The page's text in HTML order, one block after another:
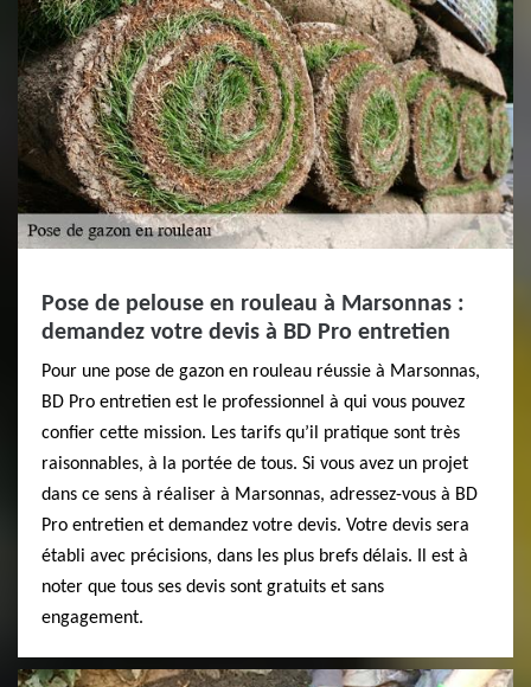
Pose de pelouse en rouleau à Marsonnas :
demandez votre devis à BD Pro entretien
Pour une pose de gazon en rouleau réussie à Marsonnas,
BD Pro entretien est le professionnel à qui vous pouvez
confier cette mission. Les tarifs qu’il pratique sont très
raisonnables, à la portée de tous. Si vous avez un projet
dans ce sens à réaliser à Marsonnas, adressez-vous à BD
Pro entretien et demandez votre devis. Votre devis sera
établi avec précisions, dans les plus brefs délais. Il est à
noter que tous ses devis sont gratuits et sans
engagement.